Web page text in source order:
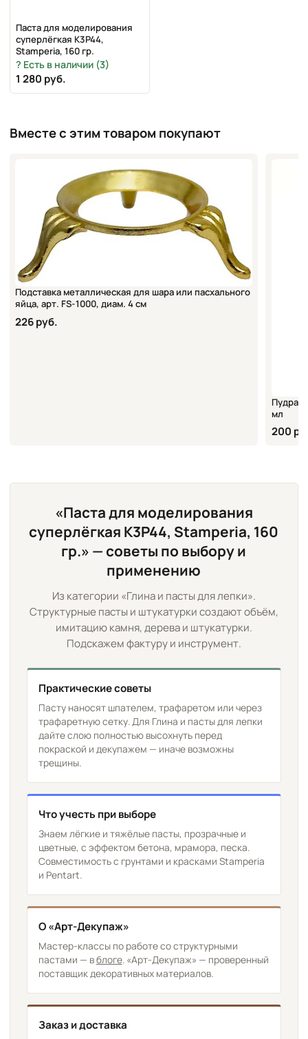
школах
Паста для моделирования
суперлёгкая K3P44,
Stamperia, 160 гр.
Есть в наличии (3)
1 280 руб.
Вместе с этим товаром покупают
Подставка металлическая для шара или пасхального
яйца, арт. FS-1000, диам. 4 см
226 руб.
Пудра
мл
200
«Паста для моделирования
суперлёгкая K3P44, Stamperia, 160
гр.» — советы по выбору и
применению
Из категории «Глина и пасты для лепки».
Структурные пасты и штукатурки создают объём,
имитацию камня, дерева и штукатурки.
Подскажем фактуру и инструмент.
Практические советы
Пасту наносят шпателем, трафаретом или через
трафаретную сетку. Для Глина и пасты для лепки
дайте слою полностью высохнуть перед
покраской и декупажем — иначе возможны
трещины.
Что учесть при выборе
Знаем лёгкие и тяжёлые пасты, прозрачные и
цветные, с эффектом бетона, мрамора, песка.
Совместимость с грунтами и красками Stamperia
и Pentart.
О «Арт-Декупаж»
Мастер-классы по работе со структурными
пастами — вблоге. «Арт-Декупаж» — проверенный
поставщик декоративных материалов.
Заказ и доставка